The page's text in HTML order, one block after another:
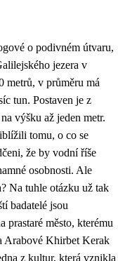
o podivném útvaru,
jezera v
metrů, v průměru má
tun. Postaven je z
výšku až jeden metr.
tomu, o co se
že by vodní říše
osobnosti. Ale
Na tuhle otázku už tak
badatelé jsou
prastaré město, kterému
Arabové Khirbet Kerak
z kultur, která vznikla